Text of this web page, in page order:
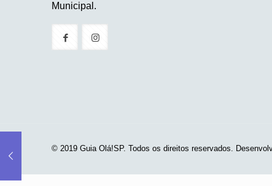
Municipal.
© 2019 Guia Olá!SP. Todos os direitos reservados.